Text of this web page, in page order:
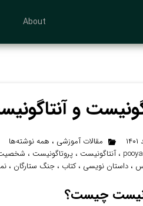
About
و
مقالات آموزشی ، همه نوشته‌ها
،آنتاگونیست ، پروتاگونیست ، شخصیت
، داستان نویسی ،کتاب ، جنگ ستارگان ،
چیست؟